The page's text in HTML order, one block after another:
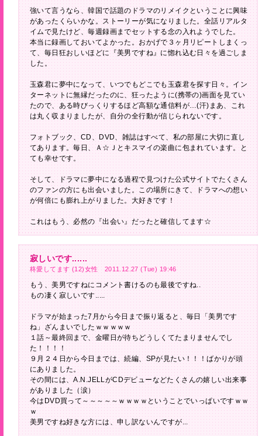
強いて言うなら、韓国で話題のドラマのリメイクということに興味
があったくらいかな。ストーリーが気になりました。全話リアルタ
イムで見たけど、毎週録画までセットする念の入れようでした。
本当に録画しておいてよかった。おかげで３ヶ月リピートしまくっ
て、毎日狂おしいほどに『美男ですね』に惚れ込む日々を過ごしま
した。
玉森君に夢中になって、いつでもどこでも玉森君を探す日々。イン
ターネットに無縁だったのに、狂ったように(携帯の)画面を見てい
たので、ある時びっくりするほど高額な通信料が…(汗)まあ、これ
は丸く収まりましたが、自分の全行動が信じられないです。
フォトブック、CD、DVD、雑誌はすべて、私の部屋に大切に直し
てあります。毎日、Ａ☆Ｊとキスマイの楽曲に包まれています。と
ても幸せです。
そして、ドラマに夢中になる過程で見つけた公式サイトでたくさん
のファンの方にも出会いました。この場所にきて、ドラマへの想い
が何倍にも膨れ上がりました。大好きです！
これはもう、必然の『出会い』だったと確信してます☆
寂しいです......
柊愛してます (12)女性 2011.12.27 (Tue) 19:46
もう、美男ですねにコメント書けるのも最後ですね..
もの凄く寂しいです.....
ドラマが始まった7月から今日まで振り返ると、毎日「美男です
ね」ざんまいでしたｗｗｗｗｗ
１話～最終回まで、金曜日が待ちどうしくてたまりませんでし
た！！！！
９月２４日から今日までは、続編、SPが見たい！！！ばかりが頭
にありました。
その間には、A.N.JELLがCDデビューなどたくさんの嬉しい出来事
がありました（涙）
今はDVD買って～～～～～ｗｗｗｗということでいっぱいですｗｗ
ｗ
美男ですね好きな方には、申し訳ないんですが...